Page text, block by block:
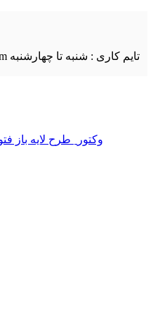
تایم کاری : شنبه تا چهارشنبه
وکتور طرح لایه باز